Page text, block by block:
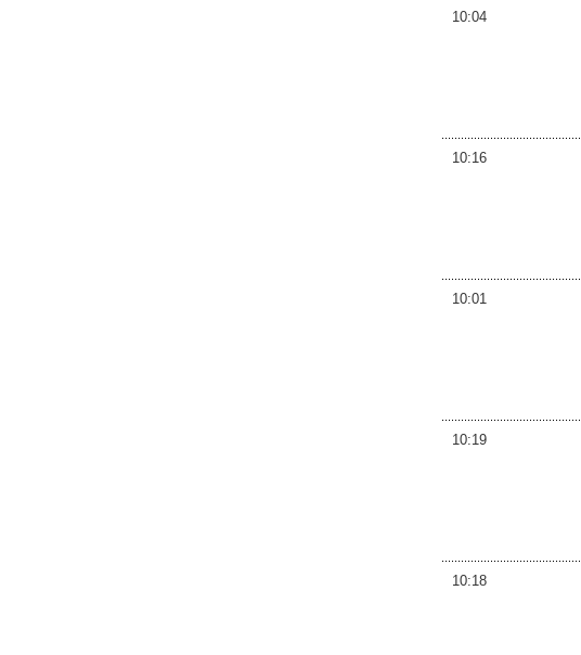
10:04
10:16
10:01
10:19
10:18